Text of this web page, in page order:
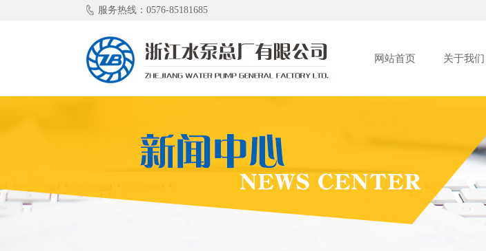
服务热线：0576-85181685
网站首页 关于我们